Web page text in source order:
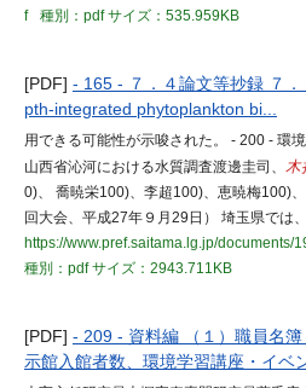
f
種別：pdfサイズ：535.959KB
[PDF] - 165 - ７．４論文等抄録 ７
pth-integrated phytoplankton bi...
用できる可能性が示唆された。 - 200 - 環
山西省沁河における水質調査渡邊圭司、 木
0)、 喬暁栄100)、李超100)、恵暁梅100)
回大会、平成27年９月29日） 埼玉県では、
https://www.pref.saitama.lg.jp/documents/
種別：pdfサイズ：2943.711KB
[PDF] - 209 - 資料編 （１）職員名
示館入館者数、環境学習講座・イベ